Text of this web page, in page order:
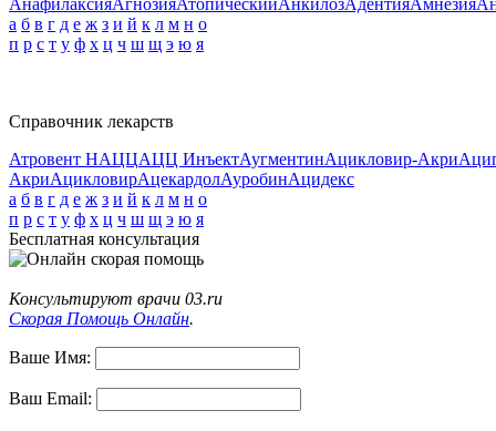
АнафилаксияАгнозияАтопическийАнкилозАдентияАмнезия
а б в г д е ж з и й к л м н о
п р с т у ф х ц ч ш щ э ю я
Справочник лекарств
Атровент НАЦЦАЦЦ ИнъектАугментинАцикловир-Акри
АкриАцикловирАцекардолАуробинАцидекс
а б в г д е ж з и й к л м н о
п р с т у ф х ц ч ш щ э ю я
Бесплатная консультация
Консультируют врачи 03.ru
Скорая Помощь Онлайн.
Ваше Имя:
Ваш Email: